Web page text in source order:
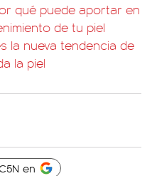
qué puede aportar en
de tu piel
la nueva tendencia de
la piel
en